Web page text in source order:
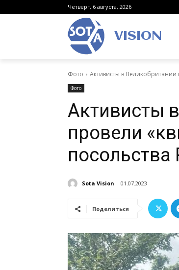
Четверг, 6 августа, 2026
VISION
Фото Активисты в Великобритании
Фото
Активисты
провели
посольства
Sota Vision 01.07.2023
Поделиться